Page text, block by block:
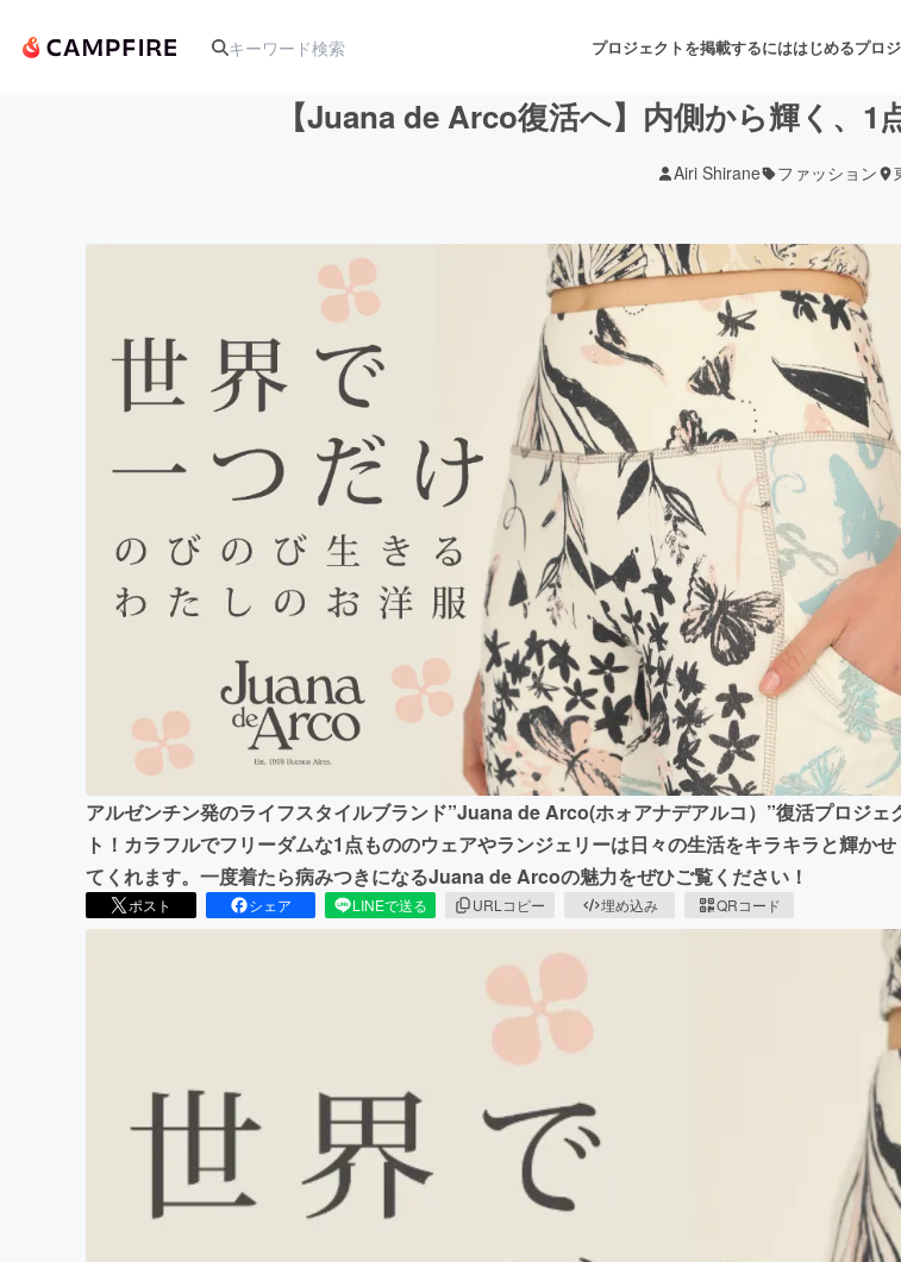
プロジェクトを掲載するにははじめるプロ
アート・写真 音楽
テクノロジー・ガジェット ゲーム・サービス開発 フ
書籍・雑誌出版 ア
ビジネス・起業 チャレンジ
まちづくり・地域活性化
CAMPFIRE for Social Good
CAMPFIREふるさと納税 machi-ya
【Juana de Arco復活へ】内側から輝く、1
Airi Shirane ファッション
アルゼンチン発のライフスタイルブランド”Juana de Arco(ホォアナデアルコ）”復活プロジェ
ト！カラフルでフリーダムな1点もののウェアやランジェリーは日々の生活をキラキラと輝かせ
てくれます。一度着たら病みつきになるJuana de Arcoの魅力をぜひご覧ください！
ポスト シェア LINEで送る URLコピー 埋め込み QRコード